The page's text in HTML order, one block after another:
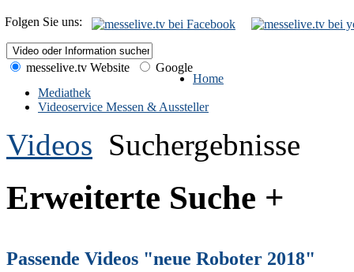
Folgen Sie uns:
messelive.tv Website
Google
Home
Mediathek
Videoservice Messen & Aussteller
Videos Suchergebnisse
Erweiterte Suche +
Passende Videos "neue Roboter 2018"